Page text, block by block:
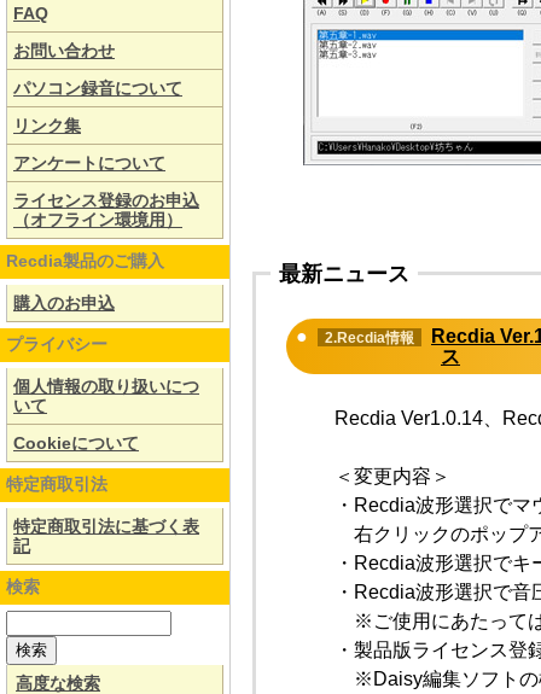
FAQ
お問い合わせ
パソコン録音について
リンク集
アンケートについて
ライセンス登録のお申込
（オフライン環境用）
Recdia製品のご購入
購入のお申込
プライバシー
個人情報の取り扱いにつ
いて
Cookieについて
特定商取引法
特定商取引法に基づく表
記
検索
高度な検索
最新ニュース
2.Recdia情報
Recdia
ス
Recdia Ver1.0.14、
＜変更内容＞
・Recdia波形選択で
右クリックのポップ
・Recdia波形選択で
・Recdia波形選択で
※ご使用にあたって
・製品版ライセンス
※Daisy編集ソフトの